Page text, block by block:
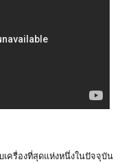
ครื่องที่สุดแห่งหนึ่งในปัจจุบัน